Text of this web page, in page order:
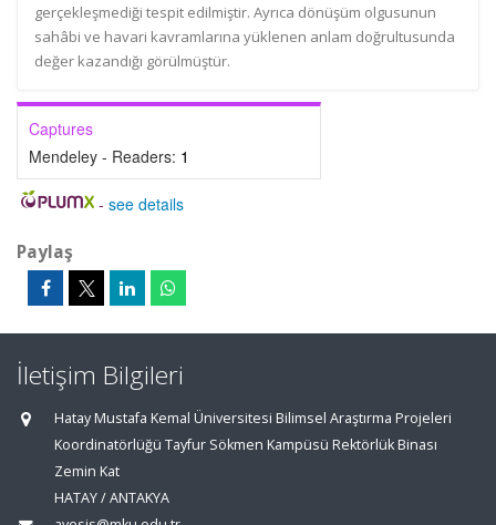
gerçekleşmediği tespit edilmiştir. Ayrıca dönüşüm olgusunun
sahâbi ve havari kavramlarına yüklenen anlam doğrultusunda
değer kazandığı görülmüştür.
Captures
Mendeley - Readers: 1
- see details
Paylaş
İletişim Bilgileri
Hatay Mustafa Kemal Üniversitesi Bilimsel Araştırma Projeleri
Koordinatörlüğü Tayfur Sökmen Kampüsü Rektörlük Binası
Zemin Kat
HATAY / ANTAKYA